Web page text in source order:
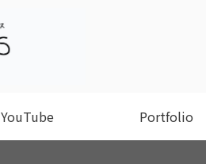
YouTube Portfolio